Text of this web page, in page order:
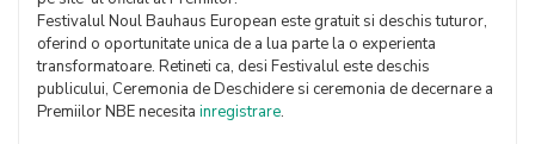
Festivalul Noul Bauhaus European este gratuit si deschis tuturor,
oferind o oportunitate unica de a lua parte la o experienta
transformatoare. Retineti ca, desi Festivalul este deschis
publicului, Ceremonia de Deschidere si ceremonia de decernare a
Premiilor NBE necesita inregistrare.